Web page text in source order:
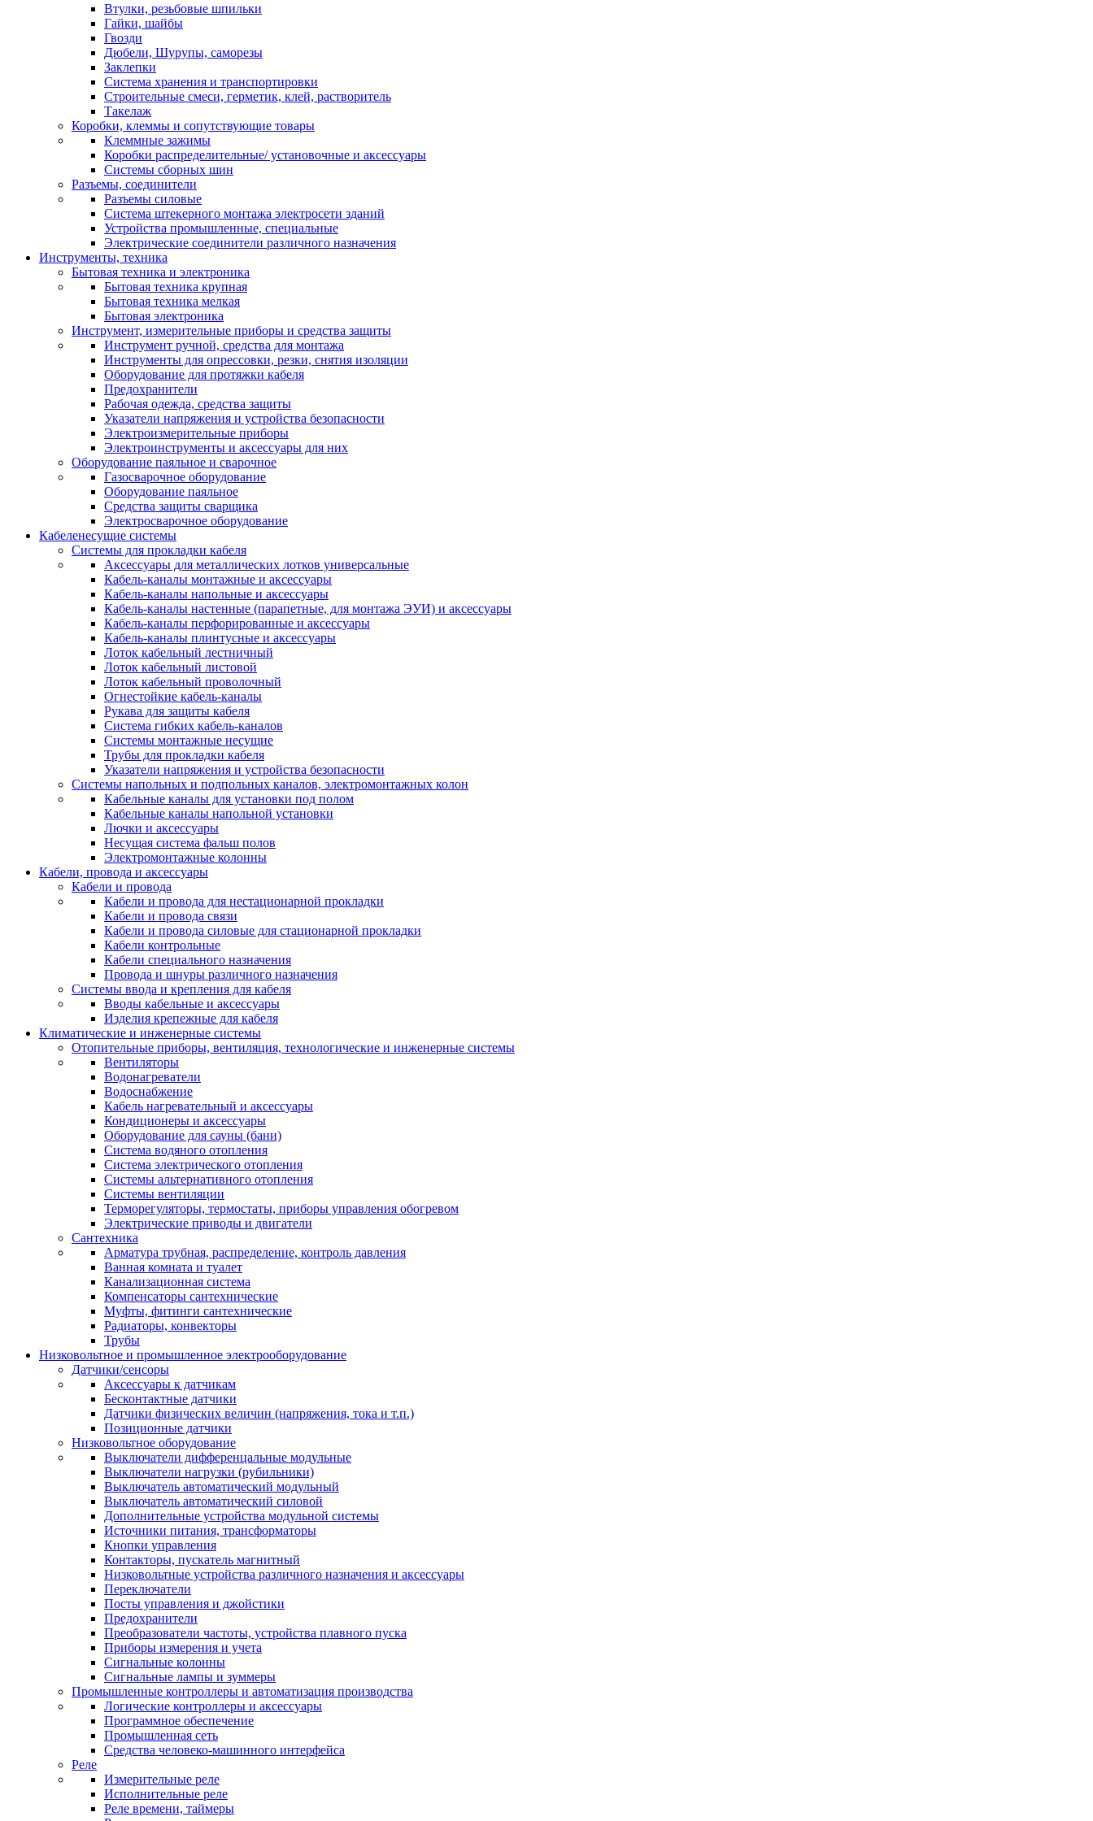
Втулки, резьбовые шпильки
Гайки, шайбы
Гвозди
Дюбели, Шурупы, саморезы
Заклепки
Система хранения и транспортировки
Строительные смеси, герметик, клей, растворитель
Такелаж
Коробки, клеммы и сопутствующие товары
Клеммные зажимы
Коробки распределительные/ установочные и аксессуары
Системы сборных шин
Разъемы, соединители
Разъемы силовые
Система штекерного монтажа электросети зданий
Устройства промышленные, специальные
Электрические соединители различного назначения
Инструменты, техника
Бытовая техника и электроника
Бытовая техника крупная
Бытовая техника мелкая
Бытовая электроника
Инструмент, измерительные приборы и средства защиты
Инструмент ручной, средства для монтажа
Инструменты для опрессовки, резки, снятия изоляции
Оборудование для протяжки кабеля
Предохранители
Рабочая одежда, средства защиты
Указатели напряжения и устройства безопасности
Электроизмерительные приборы
Электроинструменты и аксессуары для них
Оборудование паяльное и сварочное
Газосварочное оборудование
Оборудование паяльное
Средства защиты сварщика
Электросварочное оборудование
Кабеленесущие системы
Системы для прокладки кабеля
Аксессуары для металлических лотков универсальные
Кабель-каналы монтажные и аксессуары
Кабель-каналы напольные и аксессуары
Кабель-каналы настенные (парапетные, для монтажа ЭУИ) и аксессуары
Кабель-каналы перфорированные и аксессуары
Кабель-каналы плинтусные и аксессуары
Лоток кабельный лестничный
Лоток кабельный листовой
Лоток кабельный проволочный
Огнестойкие кабель-каналы
Рукава для защиты кабеля
Система гибких кабель-каналов
Системы монтажные несущие
Трубы для прокладки кабеля
Указатели напряжения и устройства безопасности
Системы напольных и подпольных каналов, электромонтажных колон
Кабельные каналы для установки под полом
Кабельные каналы напольной установки
Лючки и аксессуары
Несущая система фальш полов
Электромонтажные колонны
Кабели, провода и аксессуары
Кабели и провода
Кабели и провода для нестационарной прокладки
Кабели и провода связи
Кабели и провода силовые для стационарной прокладки
Кабели контрольные
Кабели специального назначения
Провода и шнуры различного назначения
Системы ввода и крепления для кабеля
Вводы кабельные и аксессуары
Изделия крепежные для кабеля
Климатические и инженерные системы
Отопительные приборы, вентиляция, технологические и инженерные системы
Вентиляторы
Водонагреватели
Водоснабжение
Кабель нагревательный и аксессуары
Кондиционеры и аксессуары
Оборудование для сауны (бани)
Система водяного отопления
Система электрического отопления
Системы альтернативного отопления
Системы вентиляции
Терморегуляторы, термостаты, приборы управления обогревом
Электрические приводы и двигатели
Сантехника
Арматура трубная, распределение, контроль давления
Ванная комната и туалет
Канализационная система
Компенсаторы сантехнические
Муфты, фитинги сантехнические
Радиаторы, конвекторы
Трубы
Низковольтное и промышленное электрооборудование
Датчики/сенсоры
Аксессуары к датчикам
Бесконтактные датчики
Датчики физических величин (напряжения, тока и т.п.)
Позиционные датчики
Низковольтное оборудование
Выключатели дифференцальные модульные
Выключатели нагрузки (рубильники)
Выключатель автоматический модульный
Выключатель автоматический силовой
Дополнительные устройства модульной системы
Источники питания, трансформаторы
Кнопки управления
Контакторы, пускатель магнитный
Низковольтные устройства различного назначения и аксессуары
Переключатели
Посты управления и джойстики
Предохранители
Преобразователи частоты, устройства плавного пуска
Приборы измерения и учета
Сигнальные колонны
Сигнальные лампы и зуммеры
Промышленные контроллеры и автоматизация производства
Логические контроллеры и аксессуары
Программное обеспечение
Промышленная сеть
Средства человеко-машинного интерфейса
Реле
Измерительные реле
Исполнительные реле
Реле времени, таймеры